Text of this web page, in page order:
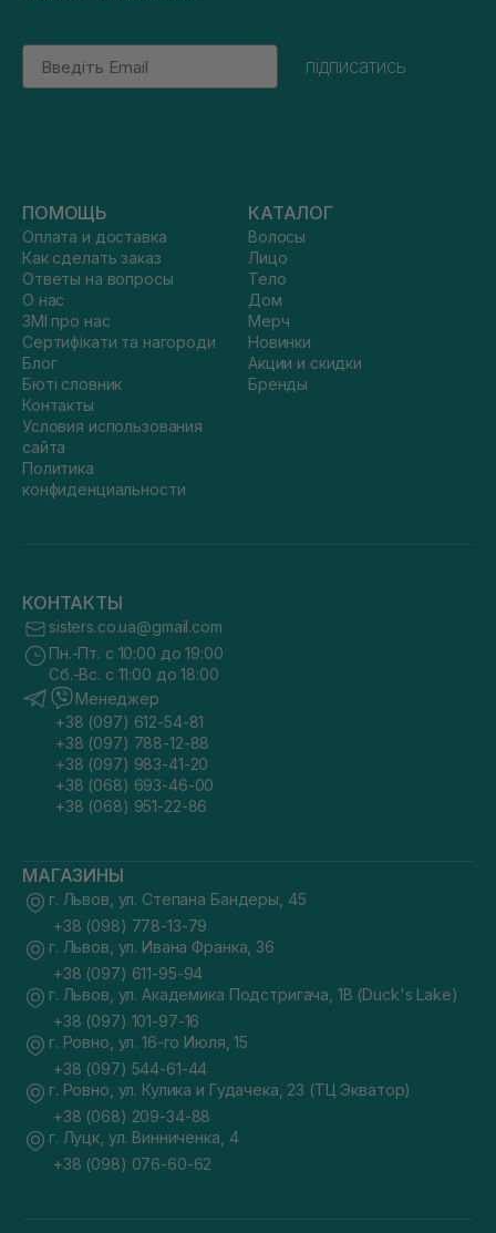
Email
підписатись
ПОМОЩЬ
Оплата и доставка
Как сделать заказ
Ответы на вопросы
О нас
ЗМІ про нас
Сертифікати та нагороди
Блог
Бюті словник
Контакты
Условия использования
сайта
Политика
конфиденциальности
КАТАЛОГ
Волосы
Лицо
Тело
Дом
Мерч
Новинки
Акции и скидки
Бренды
КОНТАКТЫ
sisters.co.ua@gmail.com
Пн.-Пт. с 10:00 до 19:00
Сб.-Вс. с 11:00 до 18:00
Менеджер
+38 (097) 612-54-81
+38 (097) 788-12-88
+38 (097) 983-41-20
+38 (068) 693-46-00
+38 (068) 951-22-86
МАГАЗИНЫ
г. Львов, ул. Степана Бандеры, 45
+38 (098) 778-13-79
г. Львов, ул. Ивана Франка, 36
+38 (097) 611-95-94
г. Львов, ул. Академика Подстригача, 1В (Duck's Lake)
+38 (097) 101-97-16
г. Ровно, ул. 16-го Июля, 15
+38 (097) 544-61-44
г. Ровно, ул. Кулика и Гудачека, 23 (ТЦ Экватор)
+38 (068) 209-34-88
г. Луцк, ул. Винниченка, 4
+38 (098) 076-60-62